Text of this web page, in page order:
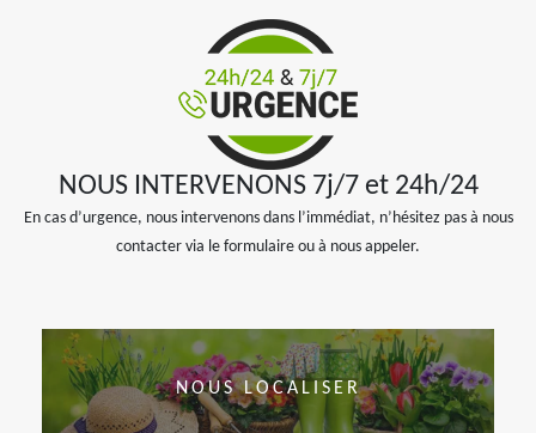
NOUS INTERVENONS 7j/7 et 24h/24
En cas d’urgence, nous intervenons dans l’immédiat, n’hésitez pas à nous
contacter via le formulaire ou à nous appeler.
NOUS LOCALISER